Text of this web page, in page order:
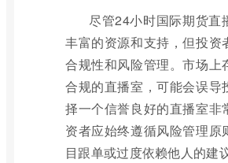
尽管24小时国际期货直
丰富的资源和支持，但投资
合规性和风险管理。市场上
合规的直播室，可能会误导
择一个信誉良好的直播室非
资者应始终遵循风险管理原
目跟单或过度依赖他人的建议